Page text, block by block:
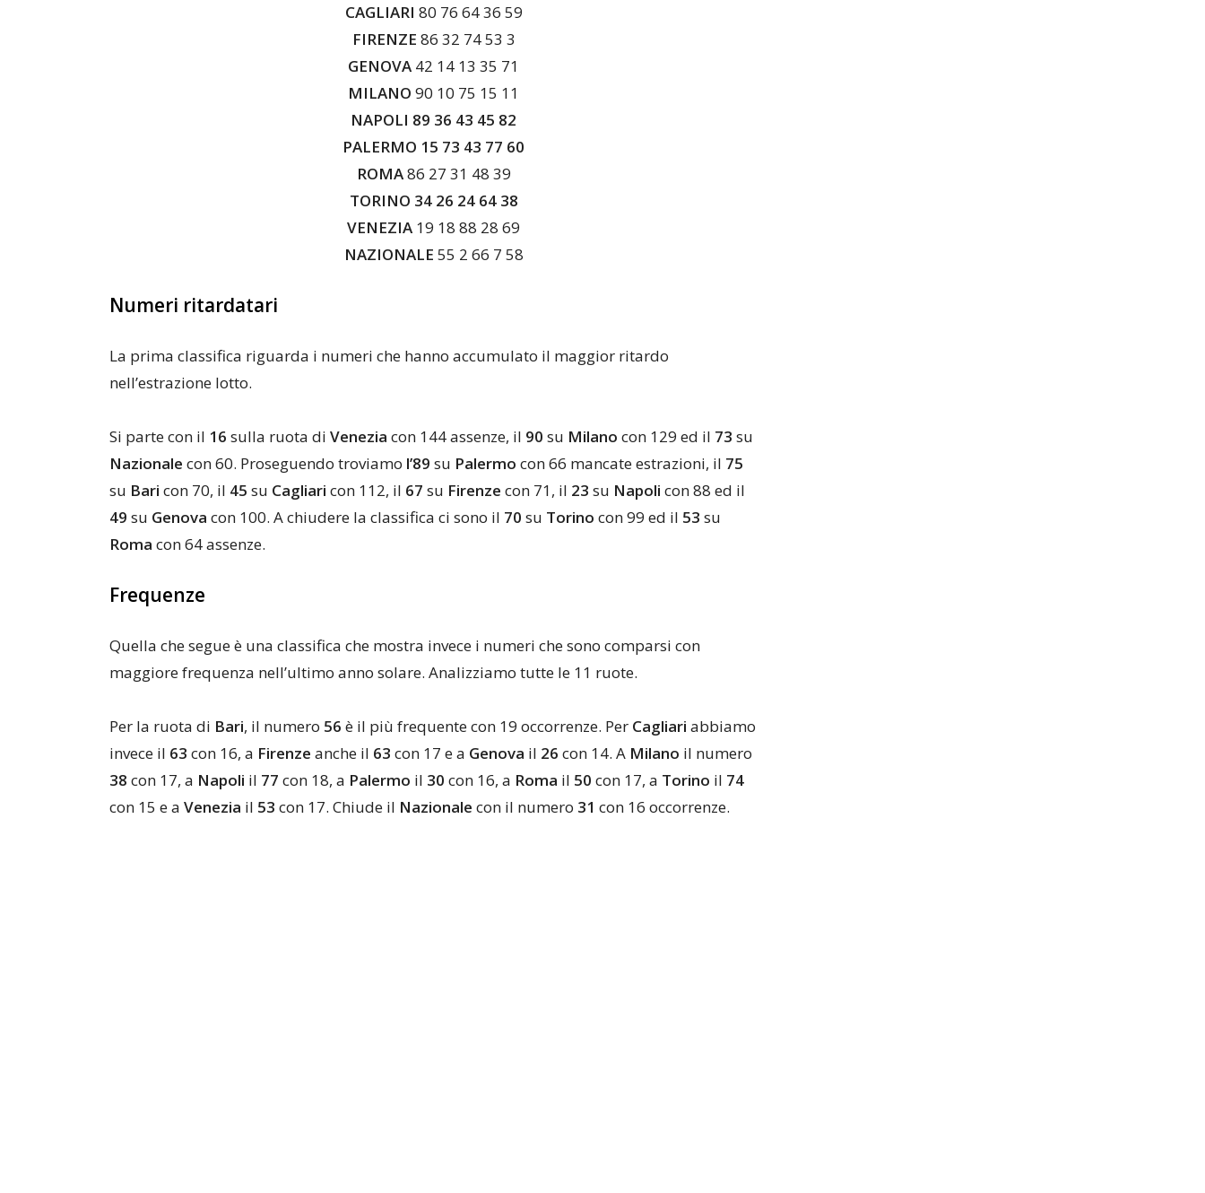
CAGLIARI 80 76 64 36 59
FIRENZE 86 32 74 53 3
GENOVA 42 14 13 35 71
MILANO90 10 75 15 11
NAPOLI 89 36 43 45 82
PALERMO 15 73 43 77 60
ROMA86 27 31 48 39
TORINO 34 26 24 64 38
VENEZIA 19 18 88 28 69
NAZIONALE 55 2 66 7 58
Numeri ritardatari
La prima classifica riguarda i numeri che hanno accumulato il maggior ritardo
nell’estrazione lotto.
Si parte con il 16 sulla ruota di Venezia con 144 assenze, il 90 su Milano con 129 ed il 73 su
Nazionale con 60. Proseguendo troviamo l’89 su Palermo con 66 mancate estrazioni, il 75
su Bari con 70, il 45 su Cagliari con 112, il 67 su Firenze con 71, il 23 su Napoli con 88 ed il
49 su Genova con 100. A chiudere la classifica ci sono il 70 su Torino con 99 ed il 53 su
Roma con 64 assenze.
Frequenze
Quella che segue è una classifica che mostra invece i numeri che sono comparsi con
maggiore frequenza nell’ultimo anno solare. Analizziamo tutte le 11 ruote.
Per la ruota di Bari, il numero 56 è il più frequente con 19 occorrenze. Per Cagliari abbiamo
invece il 63 con 16, a Firenze anche il 63 con 17 e a Genova il 26 con 14. A Milano il numero
38 con 17, a Napoli il 77 con 18, a Palermo il 30 con 16, a Roma il 50 con 17, a Torino il 74
con 15 e a Venezia il 53 con 17. Chiude il Nazionale con il numero 31 con 16 occorrenze.